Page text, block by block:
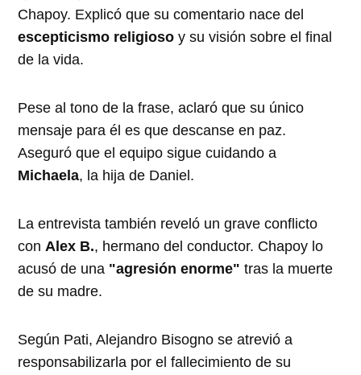
Chapoy. Explicó que su comentario nace del
escepticismo religioso y su visión sobre el final
de la vida.
Pese al tono de la frase, aclaró que su único
mensaje para él es que descanse en paz.
Aseguró que el equipo sigue cuidando a
Michaela, la hija de Daniel.
La entrevista también reveló un grave conflicto
con Alex B., hermano del conductor. Chapoy lo
acusó de una "agresión enorme" tras la muerte
de su madre.
Según Pati, Alejandro Bisogno se atrevió a
responsabilizarla por el fallecimiento de su